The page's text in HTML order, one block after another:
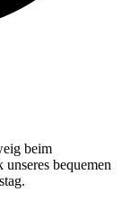
beim
bequemen